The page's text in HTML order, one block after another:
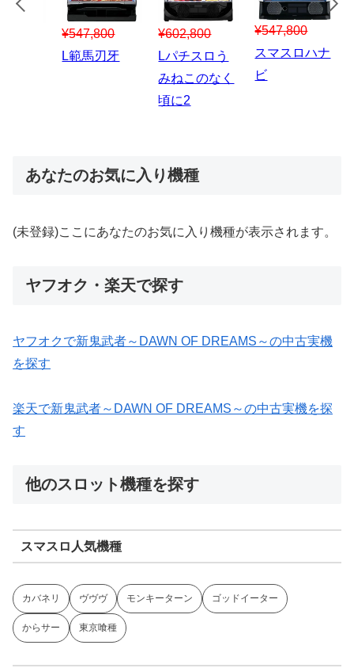
¥547,800
スマスロハナ
¥150,000
スマスロ秘宝
¥1,867,800
Lパチスロ 炎
炎ノ消防隊2
あなたのお気に入り機種
(未登録)ここにあなたのお気に入り機種が表示されます。
ヤフオク・楽天で探す
ヤフオクで新鬼武者～DAWN OF DREAMS～の中古実機
を探す
楽天で新鬼武者～DAWN OF DREAMS～の中古実機を探
す
他のスロット機種を探す
スマスロ人気機種
カバネリ ヴヴヴ モンキーターン ゴッドイーター
からサー 東京喰種